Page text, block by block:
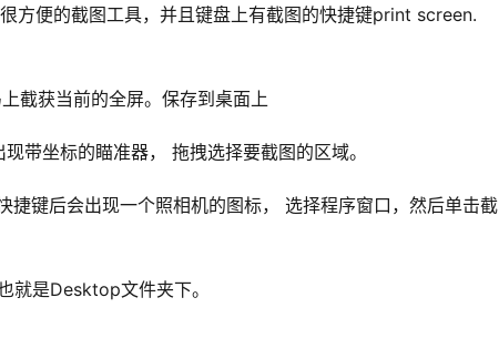
方便的截图工具，并且键盘上有截图的快捷键print screen.
截获当前的全屏。保存到桌面上
带坐标的瞄准器， 拖拽选择要截图的区域。
键后会出现一个照相机的图标， 选择程序窗口，然后单击截
就是Desktop文件夹下。